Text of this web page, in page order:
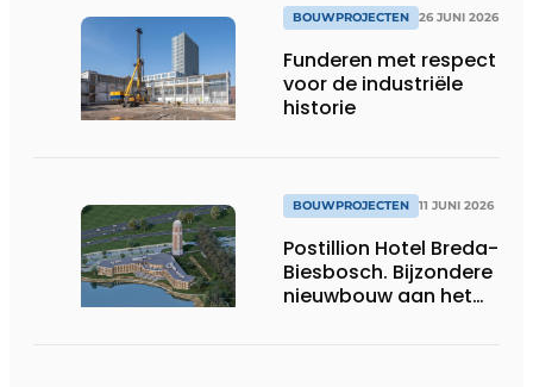
BOUWPROJECTEN 26 JUNI 2026
Funderen met respect
voor de industriële
historie
BOUWPROJECTEN 11 JUNI 2026
Postillion Hotel Breda-
Biesbosch. Bijzondere
nieuwbouw aan het